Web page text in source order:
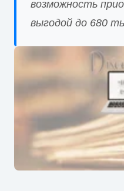
возможность
выгодой до 680